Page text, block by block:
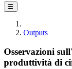
☰
Outputs
Osservazioni
produttività di